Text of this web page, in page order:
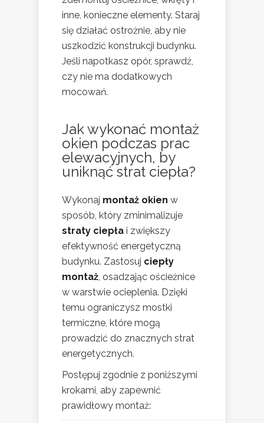
inne, konieczne elementy. Staraj
się działać ostrożnie, aby nie
uszkodzić konstrukcji budynku.
Jeśli napotkasz opór, sprawdź,
czy nie ma dodatkowych
mocowań.
Jak wykonać montaż
okien podczas prac
elewacyjnych, by
uniknąć strat ciepła?
Wykonaj montaż okien w
sposób, który zminimalizuje
straty ciepła i zwiększy
efektywność energetyczną
budynku. Zastosuj ciepły
montaż, osadzając ościeżnice
w warstwie ocieplenia. Dzięki
temu ograniczysz mostki
termiczne, które mogą
prowadzić do znacznych strat
energetycznych.
Postępuj zgodnie z poniższymi
krokami, aby zapewnić
prawidłowy montaż: